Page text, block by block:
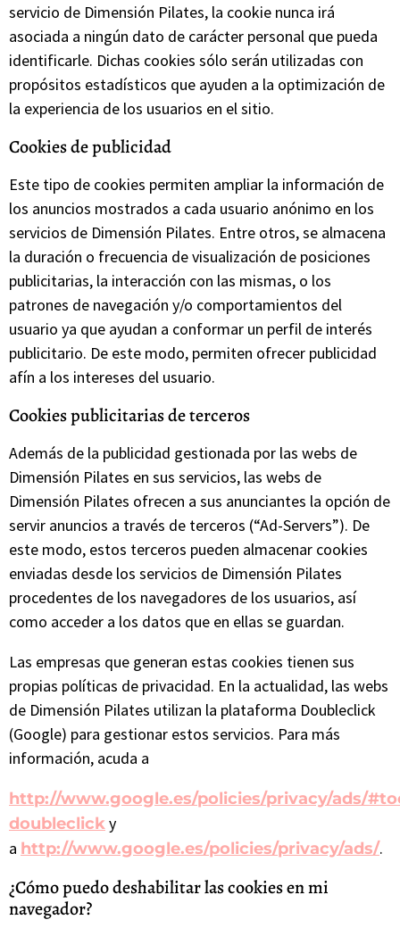
servicio de Dimensión Pilates, la cookie nunca irá
asociada a ningún dato de carácter personal que pueda
identificarle. Dichas cookies sólo serán utilizadas con
propósitos estadísticos que ayuden a la optimización de
la experiencia de los usuarios en el sitio.
Cookies de publicidad
Este tipo de cookies permiten ampliar la información de
los anuncios mostrados a cada usuario anónimo en los
servicios de Dimensión Pilates. Entre otros, se almacena
la duración o frecuencia de visualización de posiciones
publicitarias, la interacción con las mismas, o los
patrones de navegación y/o comportamientos del
usuario ya que ayudan a conformar un perfil de interés
publicitario. De este modo, permiten ofrecer publicidad
afín a los intereses del usuario.
Cookies publicitarias de terceros
Además de la publicidad gestionada por las webs de
Dimensión Pilates en sus servicios, las webs de
Dimensión Pilates ofrecen a sus anunciantes la opción de
servir anuncios a través de terceros (“Ad-Servers”). De
este modo, estos terceros pueden almacenar cookies
enviadas desde los servicios de Dimensión Pilates
procedentes de los navegadores de los usuarios, así
como acceder a los datos que en ellas se guardan.
Las empresas que generan estas cookies tienen sus
propias políticas de privacidad. En la actualidad, las webs
de Dimensión Pilates utilizan la plataforma Doubleclick
(Google) para gestionar estos servicios. Para más
información, acuda a
http://www.google.es/policies/privacy/ads/
doubleclicky
a http://www.google.es/policies/privacy/ads/.
¿Cómo puedo deshabilitar las cookies en mi
navegador?